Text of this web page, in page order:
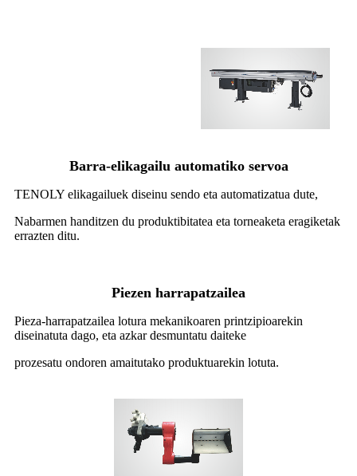
Barra-elikagailu automatiko servoa
TENOLY elikagailuek diseinu sendo eta automatizatua dute,
Nabarmen handitzen du produktibitatea eta torneaketa eragiketak
errazten ditu.
Piezen harrapatzailea
Pieza-harrapatzailea lotura mekanikoaren printzipioarekin
diseinatuta dago, eta azkar desmuntatu daiteke
prozesatu ondoren amaitutako produktuarekin lotuta.